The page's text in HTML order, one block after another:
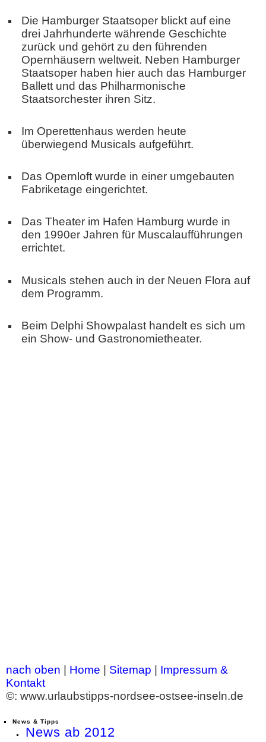
Die Hamburger Staatsoper blickt auf eine
drei Jahrhunderte währende Geschichte
zurück und gehört zu den führenden
Opernhäusern weltweit. Neben Hamburger
Staatsoper haben hier auch das Hamburger
Ballett und das Philharmonische
Staatsorchester ihren Sitz.
Im Operettenhaus werden heute
überwiegend Musicals aufgeführt.
Das Opernloft wurde in einer umgebauten
Fabriketage eingerichtet.
Das Theater im Hafen Hamburg wurde in
den 1990er Jahren für Muscalaufführungen
errichtet.
Musicals stehen auch in der Neuen Flora auf
dem Programm.
Beim Delphi Showpalast handelt es sich um
ein Show- und Gastronomietheater.
nach oben Home Sitemap
Impressum &
Kontakt
©: www.urlaubstipps-nordsee-ostsee-inseln.de
News & Tipps
News ab 2012